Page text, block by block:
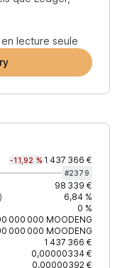
lecture seule
-11,92 % 1 437 366 €
#2379
98 339 €
6,84 %
0 %
000 000 MOODENG
000 000 MOODENG
1 437 366 €
0,00000334 €
0,00000392 €